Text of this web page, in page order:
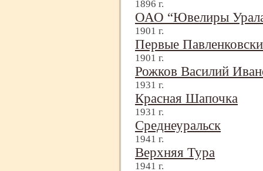
1896 г.
ОАО “Ювелиры
1901 г.
Первые
1901 г.
Рожков Василий
1931 г.
Красная Шапочка
1931 г.
Среднеуральск
1941 г.
Верхняя Тура
1941 г.